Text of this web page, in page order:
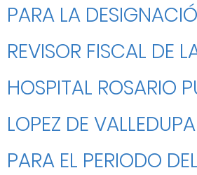
PARA LA
REVISOR FISCAL DE
HOSPITAL ROSARIO
LOPEZ DE
PARA EL PERIODO